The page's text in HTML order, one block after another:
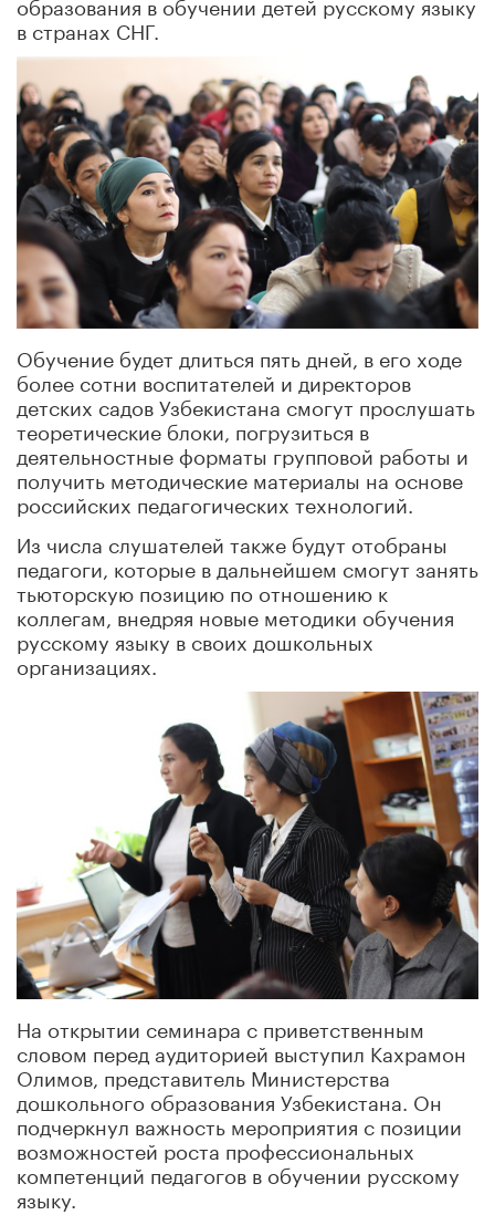
в странах СНГ.
Обучение будет длиться пять дней, в его ходе
более сотни воспитателей и директоров
детских садов Узбекистана смогут прослушать
теоретические блоки, погрузиться в
деятельностные форматы групповой работы и
получить методические материалы на основе
российских педагогических технологий.
Из числа слушателей также будут отобраны
педагоги, которые в дальнейшем смогут занять
тьюторскую позицию по отношению к
коллегам, внедряя новые методики обучения
русскому языку в своих дошкольных
организациях.
На открытии семинара с приветственным
словом перед аудиторией выступил Кахрамон
Олимов, представитель Министерства
дошкольного образования Узбекистана. Он
подчеркнул важность мероприятия с позиции
возможностей роста профессиональных
компетенций педагогов в обучении русскому
языку.